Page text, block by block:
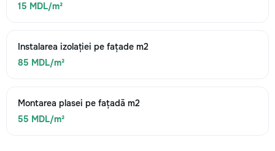
15 MDL/m²
Instalarea izolației pe fațade m2
85 MDL/m²
Montarea plasei pe fațadă m2
55 MDL/m²